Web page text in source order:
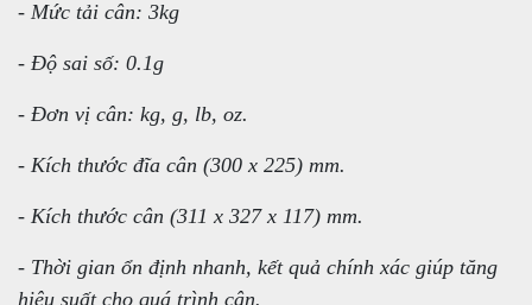
- Mức tải cân: 3kg
- Độ sai số: 0.1g
- Đơn vị cân: kg, g, lb, oz.
- Kích thước đĩa cân (300 x 225) mm.
- Kích thước cân (311 x 327 x 117) mm.
- Thời gian ổn định nhanh, kết quả chính xác giúp tăng
hiệu suất cho quá trình cân.